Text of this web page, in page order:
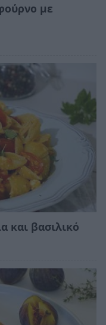
με
και βασιλικό